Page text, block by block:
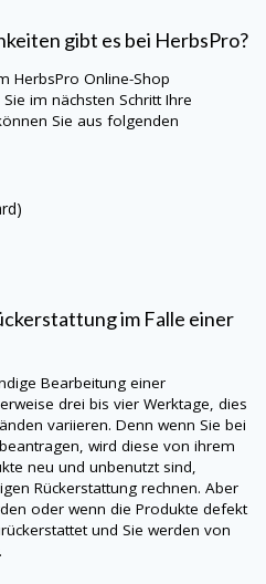
gibt es bei HerbsPro?
HerbsPro Online-Shop
im nächsten Schritt Ihre
Sie aus folgenden
im Falle einer
Bearbeitung einer
drei bis vier Werktage, dies
variieren. Denn wenn Sie bei
wird diese von ihrem
neu und unbenutzt sind,
Rückerstattung rechnen. Aber
oder wenn die Produkte defekt
und Sie werden von